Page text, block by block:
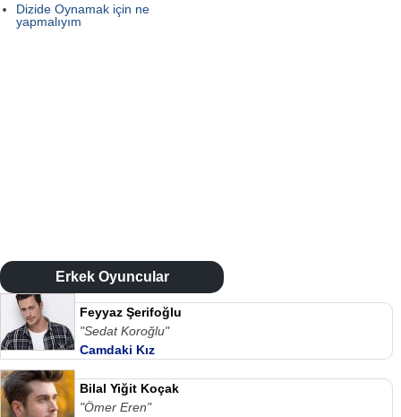
Dizide Oynamak için ne
yapmalıyım
Erkek Oyuncular
Feyyaz Şerifoğlu
"Sedat Koroğlu"
Camdaki Kız
Bilal Yiğit Koçak
"Ömer Eren"